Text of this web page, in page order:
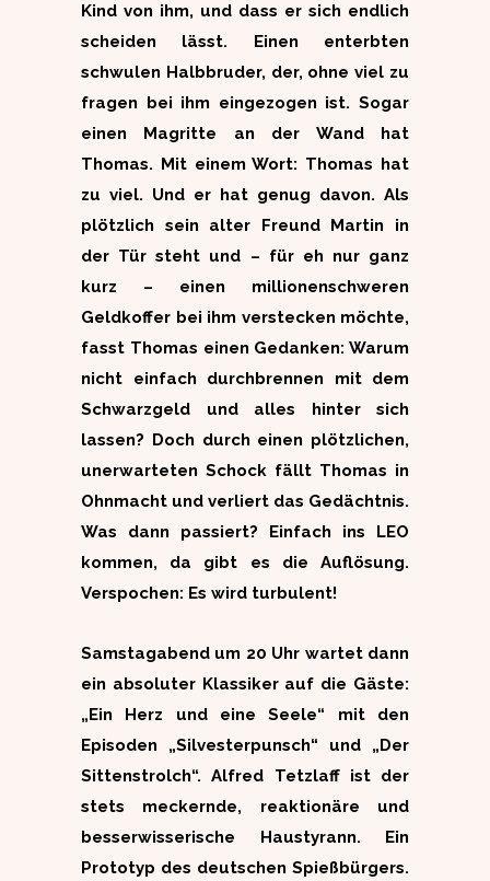
Kind von ihm, und dass er sich endlich
scheiden lässt. Einen enterbten
schwulen Halbbruder, der, ohne viel zu
fragen bei ihm eingezogen ist. Sogar
einen Magritte an der Wand hat
Thomas. Mit einem Wort: Thomas hat
zu viel. Und er hat genug davon. Als
plötzlich sein alter Freund Martin in
der Tür steht und – für eh nur ganz
kurz – einen millionenschweren
Geldkoffer bei ihm verstecken möchte,
fasst Thomas einen Gedanken: Warum
nicht einfach durchbrennen mit dem
Schwarzgeld und alles hinter sich
lassen? Doch durch einen plötzlichen,
unerwarteten Schock fällt Thomas in
Ohnmacht und verliert das Gedächtnis.
Was dann passiert? Einfach ins LEO
kommen, da gibt es die Auflösung.
Verspochen: Es wird turbulent!
Samstagabend um 20 Uhr wartet dann
ein absoluter Klassiker auf die Gäste:
„Ein Herz und eine Seele“ mit den
Episoden „Silvesterpunsch“ und „Der
Sittenstrolch“. Alfred Tetzlaff ist der
stets meckernde, reaktionäre und
besserwisserische Haustyrann. Ein
Prototyp des deutschen Spießbürgers.